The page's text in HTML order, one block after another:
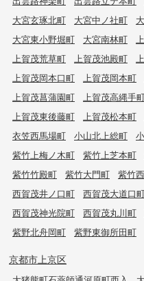
大宮玄琢北町
大宮中ノ社町
大宮東小野堀町
大宮南林町
上賀茂荒草町
上賀茂池殿町
上賀茂岡本口町
上賀茂岡本町
上賀茂菖蒲園町
上賀茂高縄手
上賀茂東後藤町
上賀茂松本町
衣笠西馬場町
小山北上総町
紫竹上梅ノ木町
紫竹上芝本町
紫竹竹殿町
紫竹大門町 紫竹
西賀茂井ノ口町
西賀茂大道口
西賀茂神光院町
西賀茂丸川町
紫野北舟岡町
紫野東御所田町
京都市上京区